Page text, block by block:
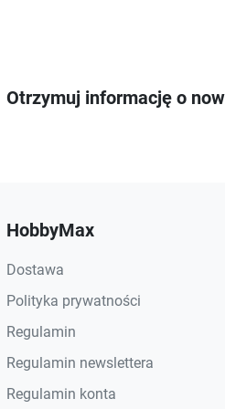
Otrzymuj informację o
HobbyMax
Dostawa
Polityka prywatności
Regulamin
Regulamin newslettera
Regulamin konta